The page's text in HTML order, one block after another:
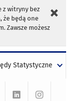
z witryny bez
że będą one
Zawsze możesz
Statystyczne